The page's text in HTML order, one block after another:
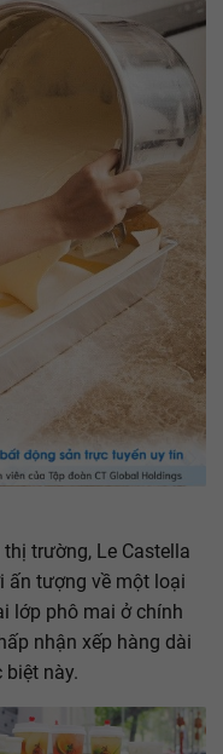
trường, Le Castella
ấn tượng về một loại
lớp phô mai ở chính
nhận xếp hàng dài
này.